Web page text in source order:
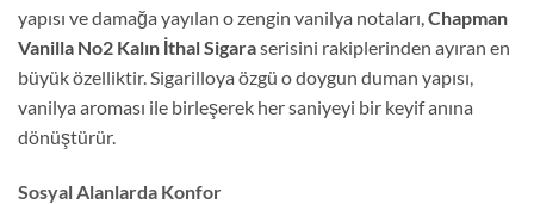
yapısı ve damağa yayılan o zengin vanilya notaları,Chapman
Vanilla No2 Kalın İthal Sigaraserisini rakiplerinden ayıran en
büyük özelliktir. Sigarilloya özgü o doygun duman yapısı,
vanilya aroması ile birleşerek her saniyeyi bir keyif anına
dönüştürür.
Sosyal Alanlarda Konfor